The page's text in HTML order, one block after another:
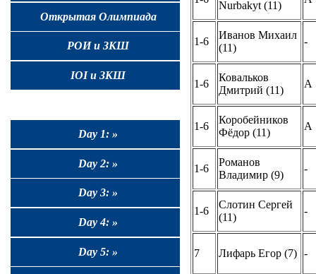
Открытая Олимпиада
РОИ и ЗКШ
IOI и ЗКШ
Day 1: »
Day 2: »
Day 3: »
Day 4: »
Day 5: »
Nurbakyt (11)
1-6
Иванов Михаил
(11)
-
1-6
Ковальков
Дмитрий (11)
A
1-6
Коробейников
Фёдор (11)
A
1-6
Романов
Владимир (9)
-
1-6
Слотин Сергей
(11)
-
7 Лифарь Егор (7) -